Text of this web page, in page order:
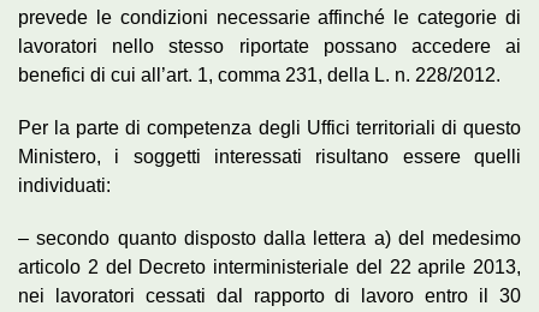
prevede le condizioni necessarie affinché le categorie di
lavoratori nello stesso riportate possano accedere ai
benefici di cui all’art. 1, comma 231, della L. n. 228/2012.
Per la parte di competenza degli Uffici territoriali di questo
Ministero, i soggetti interessati risultano essere quelli
individuati:
– secondo quanto disposto dalla lettera a) del medesimo
articolo 2 del Decreto interministeriale del 22 aprile 2013,
nei lavoratori cessati dal rapporto di lavoro entro il 30